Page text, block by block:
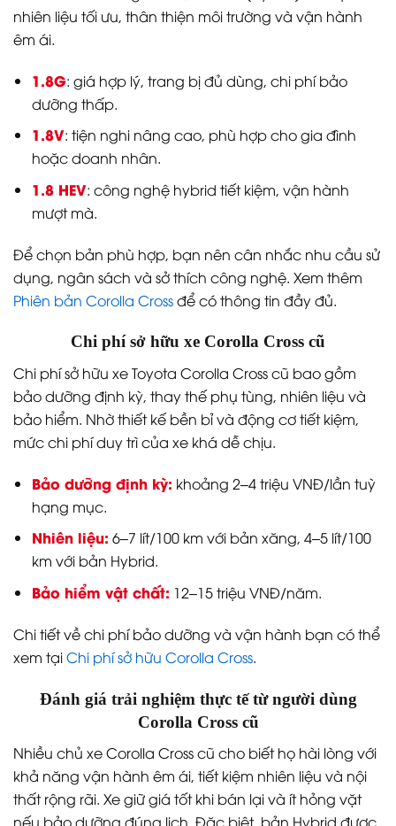
nhiên liệu tối ưu, thân thiện môi trường và vận hành
êm ái.
1.8G: giá hợp lý, trang bị đủ dùng, chi phí bảo
dưỡng thấp.
1.8V: tiện nghi nâng cao, phù hợp cho gia đình
hoặc doanh nhân.
1.8 HEV: công nghệ hybrid tiết kiệm, vận hành
mượt mà.
Để chọn bản phù hợp, bạn nên cân nhắc nhu cầu sử
dụng, ngân sách và sở thích công nghệ. Xem thêm
Phiên bản Corolla Crossđể có thông tin đầy đủ.
Chi phí sở hữu xe Corolla Cross cũ
Chi phí sở hữu xe Toyota Corolla Cross cũ bao gồm
bảo dưỡng định kỳ, thay thế phụ tùng, nhiên liệu và
bảo hiểm. Nhờ thiết kế bền bỉ và động cơ tiết kiệm,
mức chi phí duy trì của xe khá dễ chịu.
Bảo dưỡng định kỳ: khoảng 2–4 triệu VNĐ/lần tuỳ
hạng mục.
Nhiên liệu: 6–7 lít/100 km với bản xăng, 4–5 lít/100
km với bản Hybrid.
Bảo hiểm vật chất: 12–15 triệu VNĐ/năm.
Chi tiết về chi phí bảo dưỡng và vận hành bạn có thể
xem tạiChi phí sở hữu Corolla Cross.
Đánh giá trải nghiệm thực tế từ người dùng
Corolla Cross cũ
Nhiều chủ xe Corolla Cross cũ cho biết họ hài lòng với
khả năng vận hành êm ái, tiết kiệm nhiên liệu và nội
thất rộng rãi. Xe giữ giá tốt khi bán lại và ít hỏng vặt